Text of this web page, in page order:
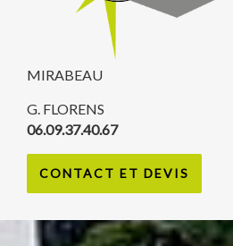
MIRABEAU
G. FLORENS
06.09.37.40.67
CONTACT ET DEVIS